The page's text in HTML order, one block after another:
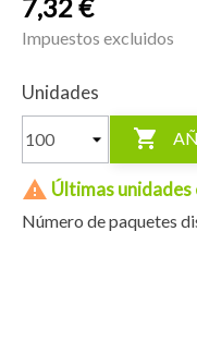
7,32 €
Impuestos excluidos
Unidades

 Últimas unidades
Número de paquetes